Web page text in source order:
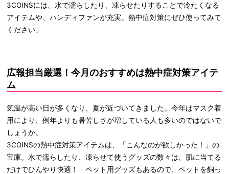
3COINSには、水で濡らしたり、凍らせたりすることで冷たくなる
アイテムや、ハンディファンが充実。熱中症対策にぜひ使ってみて
ください」
広報担当厳選！今月のおすすめは熱中症対策アイテ
ム
気温が高い日が多くなり、夏が近づいてきました。今年はマスク着
用により、例年よりも暑苦しさが増している人も多いのではないで
しょうか。
3COINSの熱中症対策アイテムは、「こんなのが欲しかった！」の
宝庫。水で濡らしたり、凍らせて使うグッズの数々は、肌に当てる
だけでひんやり快適！ ペット用グッズもあるので、ペットを飼っ